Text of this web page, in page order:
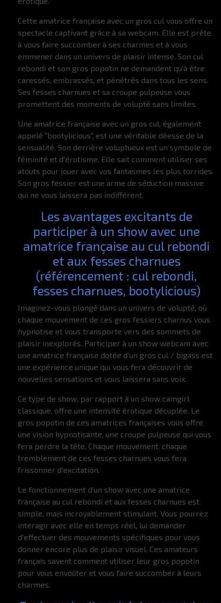
Cette amatrice française avec un gros cul vous offre un
spectacle captivant grâce à sa webcam. Elle est prête
à vous faire succomber à ses charmes et à vous
emmener dans un univers de plaisir intense. Son cul
rebondi et son gros popotin ne demandent qu'à être
caressés, embrassés, et pénétrés dans tous les sens.
Ses fesses charnues et sa croupe pulpeuse vous
promettent des moments de volupté sans limites.
Une amatrice française avec un gros cul, également
appelé "bootylicious", est une véritable déesse de la
sensualité. Son derrière voluptueux est un symbole de
féminité et d'érotisme. Elle sait comment utiliser ses
atouts pour jouer avec vos fantasmes les plus torrides.
Son gros fessier est une arme de séduction massive
qui ne vous laissera pas indifférent.
Les avantages excitants de
participer à un show avec une
amatrice française au cul rebondi
et aux fesses charnues
(référencement : cul rebondi,
fesses charnues, bootylicious)
Imaginez-vous plongé dans un univers de volupté, où
chaque mouvement de ces gros fessiers charnus vous
hypnotise et vous transporte vers des sommets de
plaisir inexplorés. Participer à un show webcam avec
une amatrice française dotée d'un gros cul / bigass est
une expérience unique qui vous fera découvrir de
nouvelles sensations et vous laissera sans voix.
Ce type de show, par rapport à un show camgirl
classique, offre une intensité érotique décuplée. Le
gros popotin de ces amatrices françaises vous offre
une vision hypnotisante, une croupe pulpeuse qui vous
fera perdre la tête. Chaque mouvement, chaque
tremblement de ces fesses charnues vous fera
frissonner d'excitation.
Le fonctionnement d'un show avec une amatrice
française au cul rebondi et aux fesses charnues est
simple, mais incroyablement stimulant. Vous pourrez
interagir avec elle en temps réel, lui demander
d'effectuer des mouvements spécifiques pour vous
donner encore plus de plaisir visuel. Ces amateurs
français savent comment utiliser leur gros popotin
pour vous envoûter et vous faire succomber à leurs
charmes.